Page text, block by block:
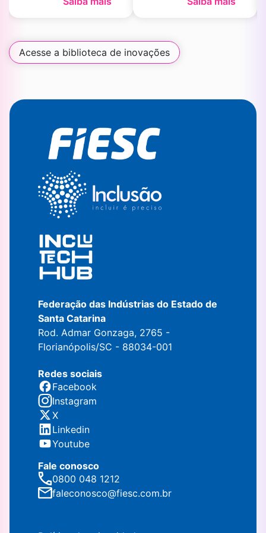
Acesse a biblioteca de inovações
Federação das Indústrias do Estado de
Santa Catarina
Rod. Admar Gonzaga, 2765 -
Florianópolis/SC - 88034-001
Redes sociais
Facebook
Instagram
X
Linkedin
Youtube
Fale conosco
0800 048 1212
faleconosco@fiesc.com.br